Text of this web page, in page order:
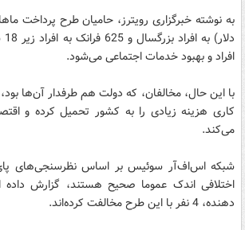
افراد و بهبود خدمات اجتماعی می‌شود.
با این حال، مخالفان، که دولت هم طرفدار آن‌ها
کاری هزینه زیادی را به کشور تحمیل کرده و
می‌کند.
شبکه اس‌اف‌آر سوئیس بر اساس نظرسنجی‌های
دهنده، 4 نفر با این طرح مخالفت کرده‌اند.